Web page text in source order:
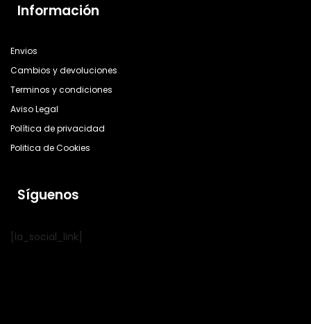
Información
Envios
Cambios y devoluciones
Terminos y condiciones
Aviso Legal
Política de privacidad
Politica de Cookies
Síguenos
[la_social_link]